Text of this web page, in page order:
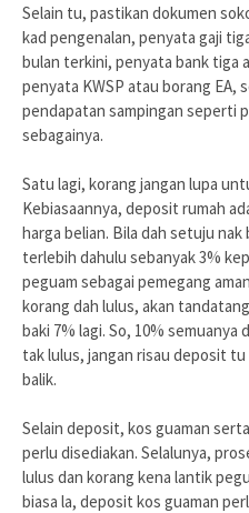
Selain tu, pastikan dokumen
kad pengenalan, penyata gaji
bulan terkini, penyata bank tiga
penyata KWSP atau borang
pendapatan sampingan seperti
sebagainya.
Satu lagi, korang jangan lupa
Kebiasaannya, deposit rumah
harga belian. Bila dah setuju
terlebih dahulu sebanyak 3%
peguam sebagai pemegang
korang dah lulus, akan
baki 7% lagi. So, 10%
tak lulus, jangan risau deposit
balik.
Selain deposit, kos guaman
perlu disediakan. Selalunya,
lulus dan korang kena lantik
biasa la, deposit kos guaman